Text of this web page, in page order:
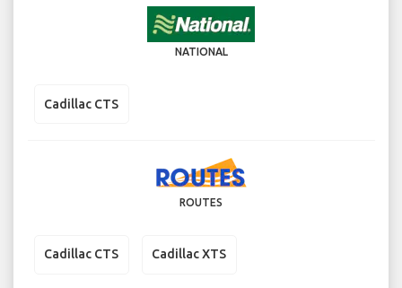
NATIONAL
Cadillac CTS
ROUTES
Cadillac CTS Cadillac XTS